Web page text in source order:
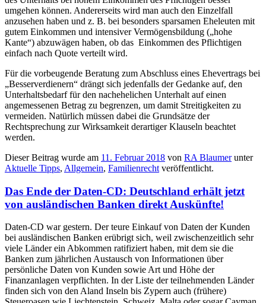
umgehen können. Andererseits wird man auch den Einzelfall
anzusehen haben und z. B. bei besonders sparsamen Eheleuten mit
gutem Einkommen und intensiver Vermögensbildung („hohe
Kante“) abzuwägen haben, ob das Einkommen des Pflichtigen
einfach nach Quote verteilt wird.
Für die vorbeugende Beratung zum Abschluss eines Ehevertrags bei
„Besserverdienern“ drängt sich jedenfalls der Gedanke auf, den
Unterhaltsbedarf für den nachehelichen Unterhalt auf einen
angemessenen Betrag zu begrenzen, um damit Streitigkeiten zu
vermeiden. Natürlich müssen dabei die Grundsätze der
Rechtsprechung zur Wirksamkeit derartiger Klauseln beachtet
werden.
Dieser Beitrag wurde am 11. Februar 2018 von RA Blaumerunter
Aktuelle Tipps, Allgemein, Familienrecht veröffentlicht.
Das Ende der Daten-CD: Deutschland erhält jetzt
von ausländischen Banken direkt Auskünfte!
Daten-CD war gestern. Der teure Einkauf von Daten der Kunden
bei ausländischen Banken erübrigt sich, weil zwischenzeitlich sehr
viele Länder ein Abkommen ratifiziert haben, mit dem sie die
Banken zum jährlichen Austausch von Informationen über
persönliche Daten von Kunden sowie Art und Höhe der
Finanzanlagen verpflichten. In der Liste der teilnehmenden Länder
finden sich von den Aland Inseln bis Zypern auch (frühere)